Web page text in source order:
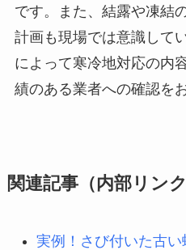
です。また、結露や凍結
計画も現場では意識して
によって寒冷地対応の内
績のある業者への確認を
関連記事（内部リンク
実例！さび付いた古